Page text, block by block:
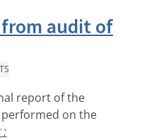
audit of
report of the
on the